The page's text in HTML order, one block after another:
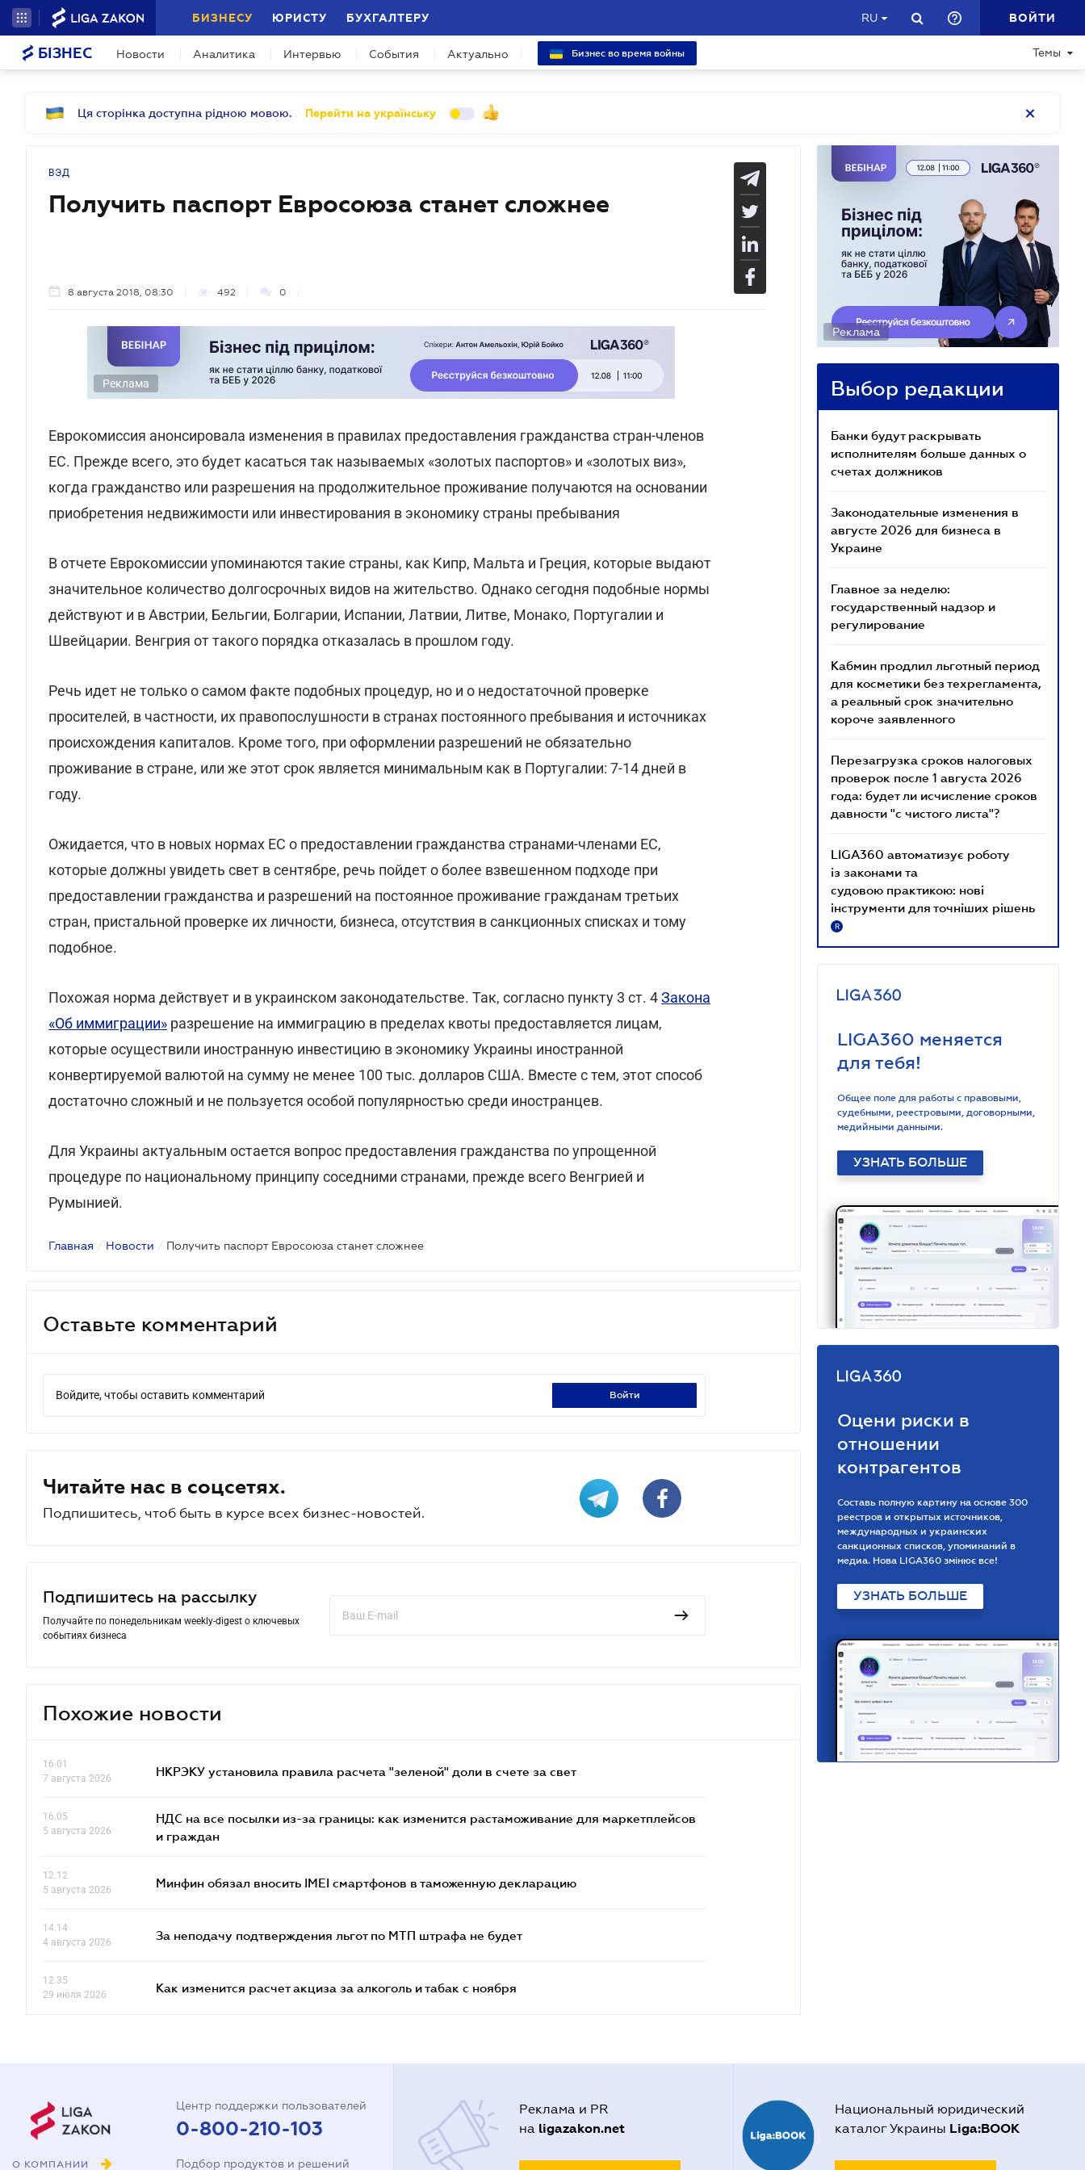
БИЗНЕСУ ЮРИСТУ БУХГАЛТЕРУ RU ВОЙТИ
БІЗНЕС Новости Аналитика Интервью События Актуально Бизнес во время войны Темы
Ця сторінка доступна рідною мовою. Перейти на українську
ВЭД
Получить паспорт Евросоюза станет сложнее
8 августа 2018, 08:30 492 0
Реклама
Еврокомиссия анонсировала изменения в правилах предоставления гражданства стран-членов
ЕС. Прежде всего, это будет касаться так называемых «золотых паспортов» и «золотых виз»,
когда гражданство или разрешения на продолжительное проживание получаются на основании
приобретения недвижимости или инвестирования в экономику страны пребывания
В отчете Еврокомиссии упоминаются такие страны, как Кипр, Мальта и Греция, которые выдают
значительное количество долгосрочных видов на жительство. Однако сегодня подобные нормы
действуют и в Австрии, Бельгии, Болгарии, Испании, Латвии, Литве, Монако, Португалии и
Швейцарии. Венгрия от такого порядка отказалась в прошлом году.
Речь идет не только о самом факте подобных процедур, но и о недостаточной проверке
просителей, в частности, их правопослушности в странах постоянного пребывания и источниках
происхождения капиталов. Кроме того, при оформлении разрешений не обязательно
проживание в стране, или же этот срок является минимальным как в Португалии: 7-14 дней в
году.
Ожидается, что в новых нормах ЕС о предоставлении гражданства странами-членами ЕС,
которые должны увидеть свет в сентябре, речь пойдет о более взвешенном подходе при
предоставлении гражданства и разрешений на постоянное проживание гражданам третьих
стран, пристальной проверке их личности, бизнеса, отсутствия в санкционных списках и тому
подобное.
Похожая норма действует и в украинском законодательстве. Так, согласно пункту 3 ст. 4Закона
«Об иммиграции» разрешение на иммиграцию в пределах квоты предоставляется лицам,
которые осуществили иностранную инвестицию в экономику Украины иностранной
конвертируемой валютой на сумму не менее 100 тыс. долларов США. Вместе с тем, этот способ
достаточно сложный и не пользуется особой популярностью среди иностранцев.
Для Украины актуальным остается вопрос предоставления гражданства по упрощенной
процедуре по национальному принципу соседними странами, прежде всего Венгрией и
Румынией.
Главная / Новости / Получить паспорт Евросоюза станет сложнее
Оставьте комментарий
Войдите, чтобы оставить комментарий войти
Читайте нас в соцсетях.
Подпишитесь, чтоб быть в курсе всех бизнес-новостей.
Подпишитесь на рассылку
Получайте по понедельникам weekly-digest о ключевых
событиях бизнеса
Похожие новости
16.01
7 августа 2026
НКРЭКУ установила правила расчета "зеленой" доли в счете за свет
16.05
5 августа 2026
НДС на все посылки из-за границы: как изменится растаможивание для маркетплейсов
и граждан
12.12
5 августа 2026
Минфин обязал вносить IMEI смартфонов в таможенную декларацию
14.14
4 августа 2026
За неподачу подтверждения льгот по МТП штрафа не будет
12.35
29 июля 2026
Как изменится расчет акциза за алкоголь и табак с ноября
Реклама
Выбор редакции
Банки будут раскрывать
исполнителям больше данных о
счетах должников
Законодательные изменения в
августе 2026 для бизнеса в
Украине
Главное за неделю:
государственный надзор и
регулирование
Кабмин продлил льготный период
для косметики без техрегламента,
а реальный срок значительно
короче заявленного
Перезагрузка сроков налоговых
проверок после 1 августа 2026
года: будет ли исчисление сроков
давности "с чистого листа"?
LIGA360 автоматизує роботу
із законами та
судовою практикою: нові
інструменти для точніших рішень
R
LIGA360 меняется
для тебя!
Общее поле для работы с правовыми,
судебными, реестровыми, договорными,
медийными данными.
УЗНАТЬ БОЛЬШЕ
Оцени риски в
отношении
контрагентов
Составь полную картину на основе 300
реестров и открытых источников,
международных и украинских
санкционных списков, упоминаний в
медиа. Нова LIGA360 змінює все!
УЗНАТЬ БОЛЬШЕ
О КОМПАНИИ
Центр поддержки пользователей
0-800-210-103
Подбор продуктов и решений
Реклама и PR
на ligazakon.net
Национальный юридический
каталог Украины Liga:BOOK